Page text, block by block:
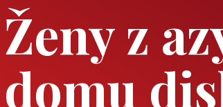
Ženy z
domu